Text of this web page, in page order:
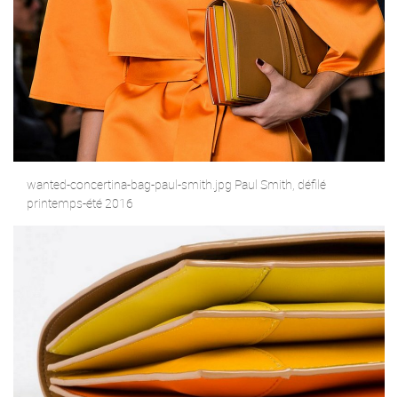
wanted-concertina-bag-paul-smith.jpg Paul Smith, défilé
printemps-été 2016